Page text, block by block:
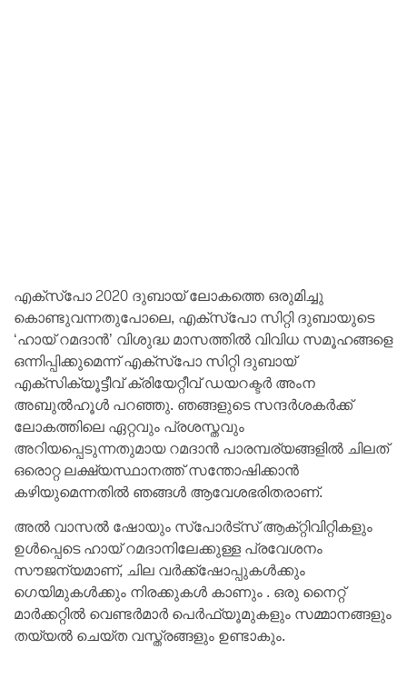
എക്‌സ്‌പോ 2020 ദുബായ് ലോകത്തെ ഒരുമിച്ചു
കൊണ്ടുവന്നതുപോലെ, എക്‌സ്‌പോ സിറ്റി ദുബായുടെ
‘ഹായ് റമദാൻ’ വിശുദ്ധ മാസത്തിൽ വിവിധ സമൂഹങ്ങളെ
ഒന്നിപ്പിക്കുമെന്ന് എക്‌സ്‌പോ സിറ്റി ദുബായ്
എക്‌സിക്യൂട്ടീവ് ക്രിയേറ്റീവ് ഡയറക്ടർ അംന
അബുൽഹൂൾ പറഞ്ഞു. ഞങ്ങളുടെ സന്ദർശകർക്ക്
ലോകത്തിലെ ഏറ്റവും പ്രശസ്തവും
അറിയപ്പെടുന്നതുമായ റമദാൻ പാരമ്പര്യങ്ങളിൽ ചിലത്
ഒരൊറ്റ ലക്ഷ്യസ്ഥാനത്ത് സന്തോഷിക്കാൻ
കഴിയുമെന്നതിൽ ഞങ്ങൾ ആവേശഭരിതരാണ്.
അൽ വാസൽ ഷോയും സ്‌പോർട്‌സ് ആക്‌റ്റിവിറ്റികളും
ഉൾപ്പെടെ ഹായ് റമദാനിലേക്കുള്ള പ്രവേശനം
സൗജന്യമാണ്, ചില വർക്ക്‌ഷോപ്പുകൾക്കും
ഗെയിമുകൾക്കും നിരക്കുകൾ കാണും . ഒരു നൈറ്റ്
മാർക്കറ്റിൽ വെണ്ടർമാർ പെർഫ്യൂമുകളും സമ്മാനങ്ങളും
തയ്യൽ ചെയ്ത വസ്ത്രങ്ങളും ഉണ്ടാകും.